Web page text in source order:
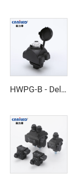
HWPG-B - Delici Klemens